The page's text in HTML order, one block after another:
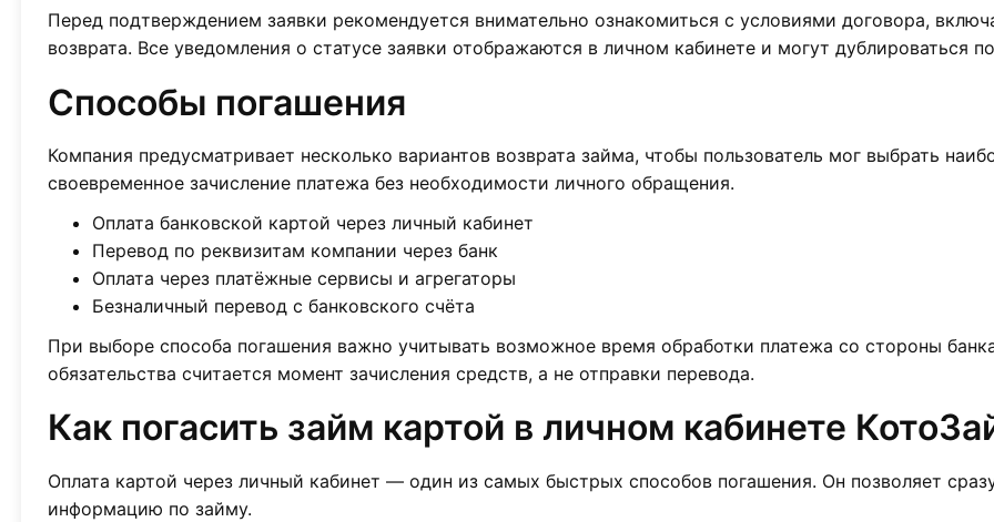
Перед подтверждением заявки рекомендуется внимательно ознакомиться с условиями договора,
возврата. Все уведомления о статусе заявки отображаются в личном кабинете и могут дублироваться
Способы погашения
Компания предусматривает несколько вариантов возврата займа, чтобы пользователь мог выбрать
своевременное зачисление платежа без необходимости личного обращения.
Оплата банковской картой через личный кабинет
Перевод по реквизитам компании через банк
Оплата через платёжные сервисы и агрегаторы
Безналичный перевод с банковского счёта
При выборе способа погашения важно учитывать возможное время обработки платежа со стороны
обязательства считается момент зачисления средств, а не отправки перевода.
Как погасить займ картой в личном кабинете
Оплата картой через личный кабинет — один из самых быстрых способов погашения. Он позволяет
информацию по займу.